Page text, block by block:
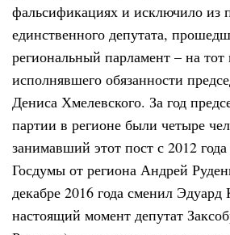
фальсификациях и исключило из
единственного депутата,
региональный парламент – на
исполнявшего обязанности
Дениса Хмелевского. За год
партии в регионе были четыре
занимавший этот пост с 2012 года
Госдумы от региона Андрей
декабре 2016 года сменил Эдуард
настоящий момент депутат